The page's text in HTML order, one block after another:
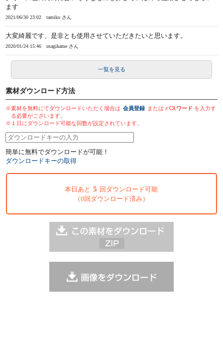
ます
2021/06/30 23:02 tamiko さん
大変綺麗です、是非とも使用させていただきたいと思います。
2020/01/24 15:46 usagikame さん
一覧を見る
素材ダウンロード方法
※素材を無料にてダウンロードいただく場合は 会員登録 またはパスワード を入力す
る必要がございます。
※１日にダウンロード可能な回数が設定されています。
簡単に無料でダウンロードが可能！
ダウンロードキーの取得
本日あと 5 回ダウンロード可能
（0回ダウンロード済み）